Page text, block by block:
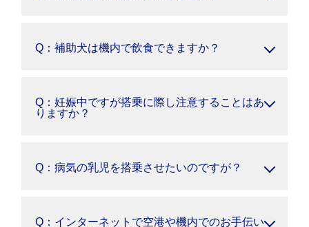
Q：補助犬は機内で飲食できますか？
Q：妊娠中ですが搭乗に際し注意することはあ
りますか？
Q：病気の乳児を搭乗させたいのですが？
Q：インターネットで空港や機内でのお手伝い